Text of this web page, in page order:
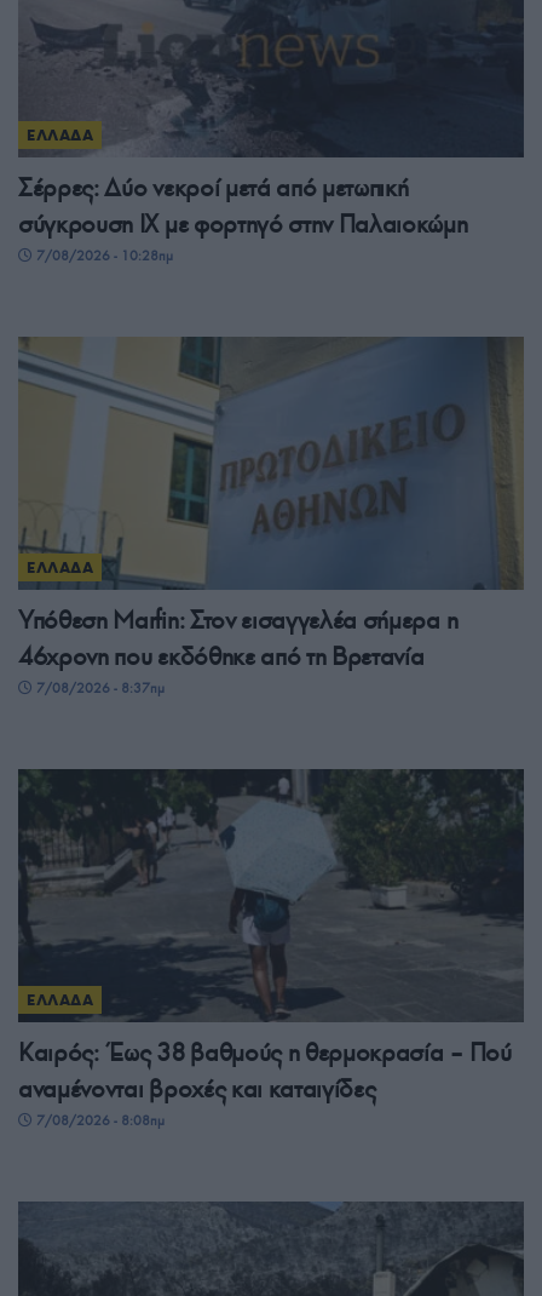
ΕΛΛΑΔΑ
Σέρρες: Δύο νεκροί μετά από μετωπική
σύγκρουση ΙΧ με φορτηγό στην Παλαιοκώμη
7/08/2026 - 10:28πμ
ΕΛΛΑΔΑ
Υπόθεση Marfin: Στον εισαγγελέα σήμερα η
46χρονη που εκδόθηκε από τη Βρετανία
7/08/2026 - 8:37πμ
ΕΛΛΑΔΑ
Καιρός: Έως 38 βαθμούς η θερμοκρασία – Πού
αναμένονται βροχές και καταιγίδες
7/08/2026 - 8:08πμ